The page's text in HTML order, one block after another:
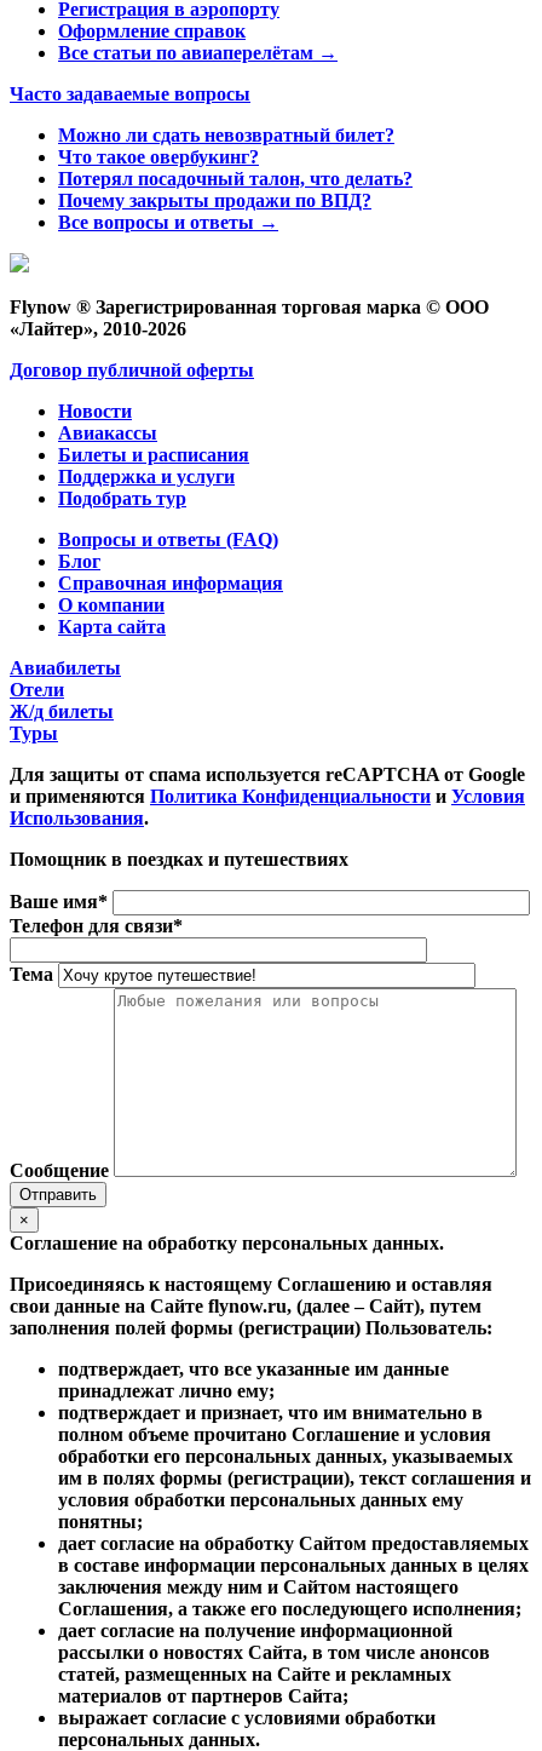
Регистрация в аэропорту
Оформление справок
Все статьи по авиаперелётам →
Часто задаваемые вопросы
Можно ли сдать невозвратный билет?
Что такое овербукинг?
Потерял посадочный талон, что делать?
Почему закрыты продажи по ВПД?
Все вопросы и ответы →
Flynow ® Зарегистрированная торговая марка © ООО
«Лайтер», 2010-2026
Договор публичной оферты
Новости
Авиакассы
Билеты и расписания
Поддержка и услуги
Подобрать тур
Вопросы и ответы (FAQ)
Блог
Справочная информация
О компании
Карта сайта
Авиабилеты
Отели
Ж/д билеты
Туры
Для защиты от спама используется reCAPTCHA от Google
и применяются Политика Конфиденциальности и Условия
Использования.
Помощник в поездках и путешествиях
Ваше имя*
Телефон для связи*
Тема
Сообщение
×
Соглашение на обработку персональных данных.
Присоединяясь к настоящему Соглашению и оставляя
свои данные на Сайте flynow.ru, (далее – Сайт), путем
заполнения полей формы (регистрации) Пользователь:
подтверждает, что все указанные им данные
принадлежат лично ему;
подтверждает и признает, что им внимательно в
полном объеме прочитано Соглашение и условия
обработки его персональных данных, указываемых
им в полях формы (регистрации), текст соглашения и
условия обработки персональных данных ему
понятны;
дает согласие на обработку Сайтом предоставляемых
в составе информации персональных данных в целях
заключения между ним и Сайтом настоящего
Соглашения, а также его последующего исполнения;
дает согласие на получение информационной
рассылки о новостях Сайта, в том числе анонсов
статей, размещенных на Сайте и рекламных
материалов от партнеров Сайта;
выражает согласие с условиями обработки
персональных данных.